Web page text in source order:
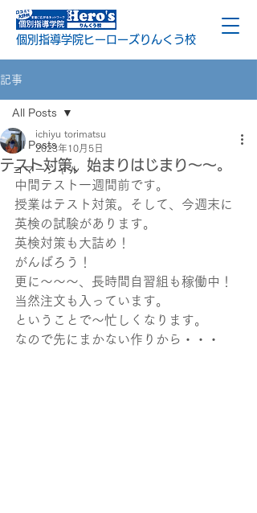
個別指導学院ヒーローズりんくう校
記事
All Posts
コマーシャル
All Posts
テスト対策、始まりはじまり～～。
ichiyu torimatsu
2023年10月5日
中間テスト一週間前です。
授業はテスト対策。そして、今週末に
英検の試験があります。
英検対策も大詰め！
がんばろう！
更に～～～、長時間自習組も稼働中！
当然注文も入っています。
ということで～忙しくなります。
なので先にまかない作りから・・・